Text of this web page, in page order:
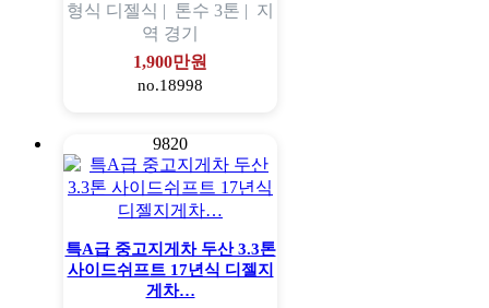
형식 디젤식 | 톤수 3톤 | 지
역 경기
1,900만원
no.18998
9820
특A급 중고지게차 두산 3.3톤
사이드쉬프트 17년식 디젤지
게차…